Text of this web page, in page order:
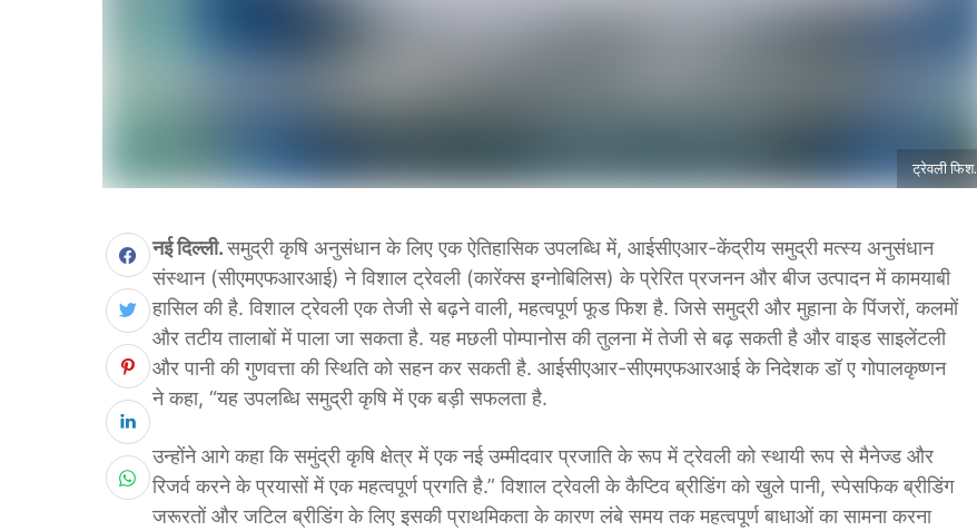
ट्रेवली फिश.
नई दिल्ली.समुद्री कृषि अनुसंधान के लिए एक ऐतिहासिक उपलब्धि में, आईसीएआर-केंद्रीय समुद्री मत्स्य अनुसंधान
संस्थान (सीएमएफआरआई) ने विशाल ट्रेवली (कारेंक्स इग्नोबिलिस) के प्रेरित प्रजनन और बीज उत्पादन में कामयाबी
हासिल की है. विशाल ट्रेवली एक तेजी से बढ़ने वाली, महत्वपूर्ण फूड फिश है. जिसे समुद्री और मुहाना के पिंजरों, कलमों
और तटीय तालाबों में पाला जा सकता है. यह मछली पोम्पानोस की तुलना में तेजी से बढ़ सकती है और वाइड साइलेंटली
और पानी की गुणवत्ता की स्थिति को सहन कर सकती है. आईसीएआर-सीएमएफआरआई के निदेशक डॉ ए गोपालकृष्णन
ने कहा, “यह उपलब्धि समुद्री कृषि में एक बड़ी सफलता है.
उन्होंने आगे कहा कि समुंद्री कृषि क्षेत्र में एक नई उम्मीदवार प्रजाति के रूप में ट्रेवली को स्थायी रूप से मैनेज्ड और
रिजर्व करने के प्रयासों में एक महत्वपूर्ण प्रगति है.” विशाल ट्रेवली के कैप्टिव ब्रीडिंग को खुले पानी, स्पेसफिक ब्रीडिंग
जरूरतों और जटिल ब्रीडिंग के लिए इसकी प्राथमिकता के कारण लंबे समय तक महत्वपूर्ण बाधाओं का सामना करना